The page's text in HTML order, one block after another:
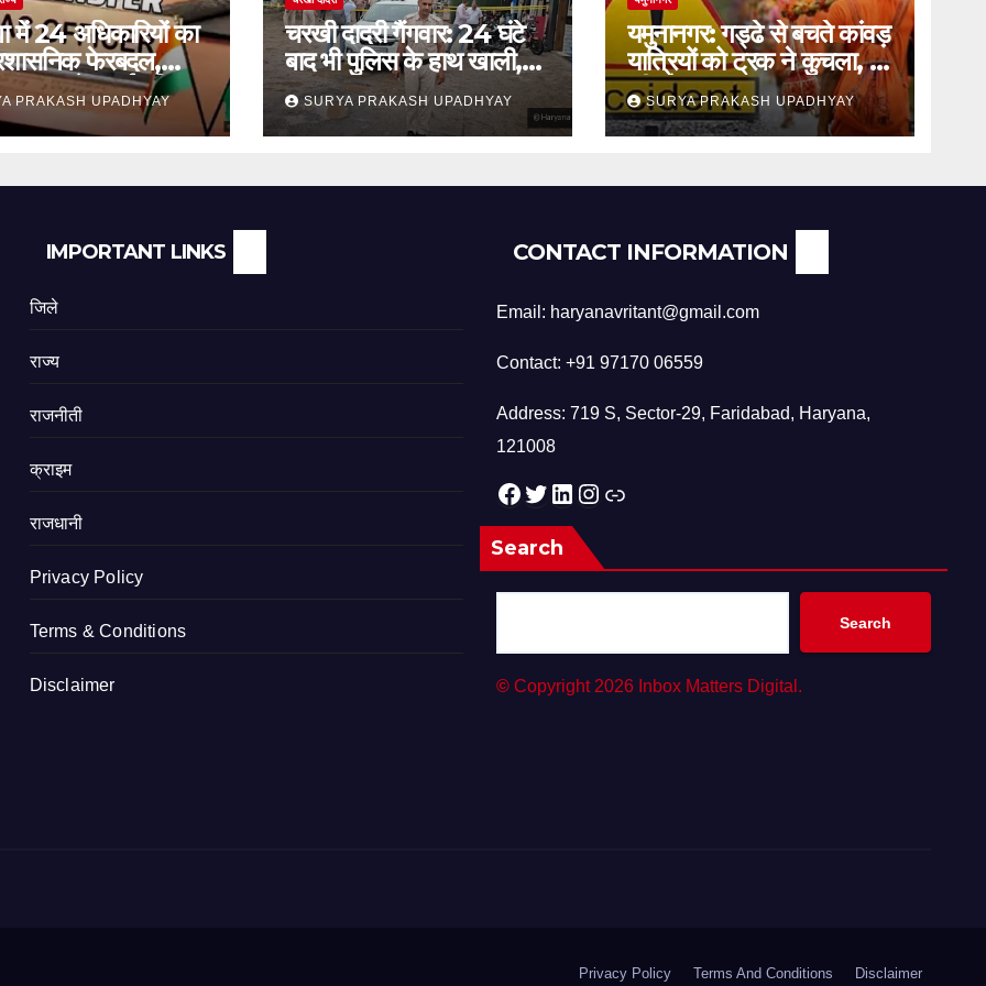
में 24 अधिकारियों का
फेरबदल,
समेत कई वरिष्ठ
PRAKASH UPADHYAY
चरखी दादरी गैंगवार: 24 घंटे
बाद भी पुलिस के हाथ खाली,
सुरक्षा व्यवस्था पर सवाल
SURYA PRAKASH UPADHYAY
यमुनानगर: गड्ढे से बचते कांवड़
यात्रियों को ट्रक ने कुचला, दो
की मौत
SURYA PRAKASH UPADHYAY
IMPORTANT LINKS
जिले
राज्य
राजनीती
क्राइम
राजधानी
Privacy Policy
Terms & Conditions
Disclaimer
CONTACT INFORMATION
Email: haryanavritant@gmail.com
Contact: +91 97170 06559
Address: 719 S, Sector-29, Faridabad, Haryana,
121008
Facebook Twitter LinkedIn Instagram Link
Search
Search
© Copyright 2026 Inbox Matters Digital.
Privacy Policy Terms And Conditions Disclaimer